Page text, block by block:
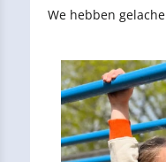
We hebben
naar alles wat we
verder!